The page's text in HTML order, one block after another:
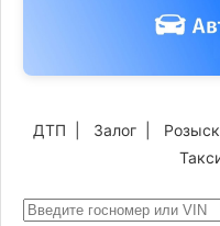
ДТП Залог Розыск